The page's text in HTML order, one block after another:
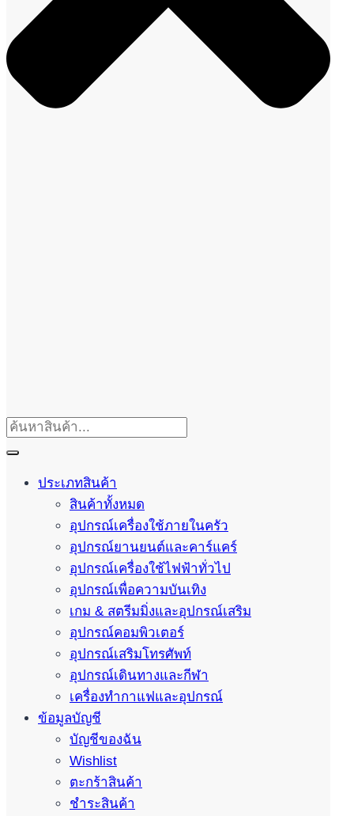
ประเภทสินค้า
สินค้าทั้งหมด
อุปกรณ์เครื่องใช้ภายในครัว
อุปกรณ์ยานยนต์และคาร์แคร์
อุปกรณ์เครื่องใช้ไฟฟ้าทั่วไป
อุปกรณ์เพื่อความบันเทิง
เกม & สตรีมมิ่งและอุปกรณ์เสริม
อุปกรณ์คอมพิวเตอร์
อุปกรณ์เสริมโทรศัพท์
อุปกรณ์เดินทางและกีฬา
เครื่องทำกาแฟและอุปกรณ์
ข้อมูลบัญชี
บัญชีของฉัน
Wishlist
ตะกร้าสินค้า
ชำระสินค้า